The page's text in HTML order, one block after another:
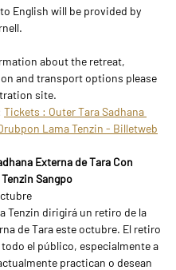
English will be provided by
about the retreat,
and transport options please
site.
Tickets : Outer Tara Sadhana
Lama Tenzin - Billetweb
Externa de Tara Con
Sangpo
Tenzin dirigirá un retiro de la
de Tara este octubre. El retiro
el público, especialmente a
practican o desean